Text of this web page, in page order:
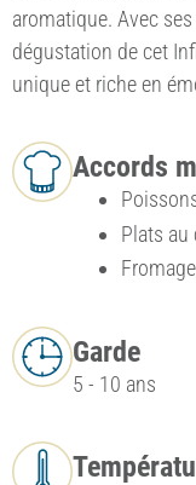
aromatique. Avec
dégustation de cet
unique et riche en
Accords
Plats au
Garde
5 - 10 ans